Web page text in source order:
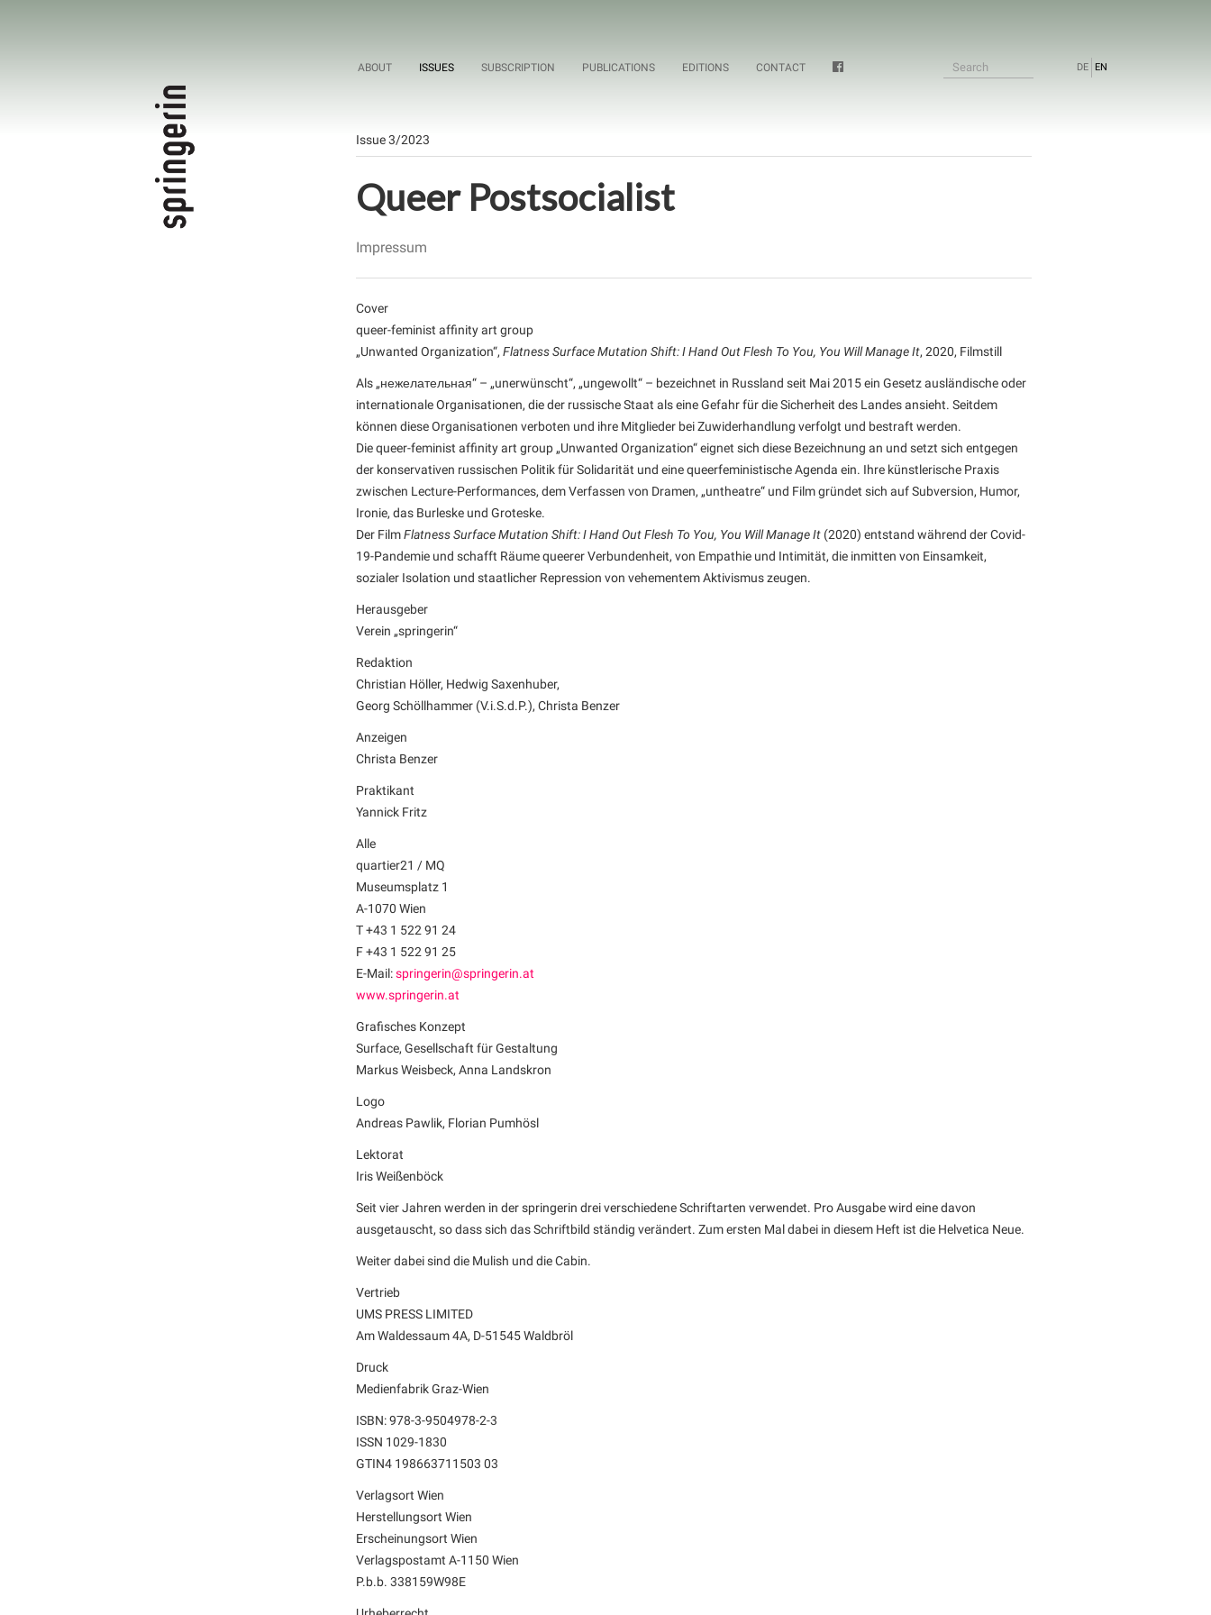
ABOUT ISSUES SUBSCRIPTION PUBLICATIONS EDITIONS CONTACT DE EN
Issue 3/2023
Queer Postsocialist
Impressum
Cover
queer-feminist affinity art group
„Unwanted Organization“, Flatness Surface Mutation Shift: I Hand Out Flesh To You, You Will Manage It, 2020, Filmstill
Als „нежелательная“ – „unerwünscht“, „ungewollt“ – bezeichnet in Russland seit Mai 2015 ein Gesetz ausländische oder
internationale Organisationen, die der russische Staat als eine Gefahr für die Sicherheit des Landes ansieht. Seitdem
können diese Organisationen verboten und ihre Mitglieder bei Zuwiderhandlung verfolgt und bestraft werden.
Die queer-feminist affinity art group „Unwanted Organization“ eignet sich diese Bezeichnung an und setzt sich entgegen
der konservativen russischen Politik für Solidarität und eine queerfeministische Agenda ein. Ihre künstlerische Praxis
zwischen Lecture-Performances, dem Verfassen von Dramen, „untheatre“ und Film gründet sich auf Subversion, Humor,
Ironie, das Burleske und Groteske.
Der FilmFlatness Surface Mutation Shift: I Hand Out Flesh To You, You Will Manage It(2020) entstand während der Covid-
19-Pandemie und schafft Räume queerer Verbundenheit, von Empathie und Intimität, die inmitten von Einsamkeit,
sozialer Isolation und staatlicher Repression von vehementem Aktivismus zeugen.
Herausgeber
Verein „springerin“
Redaktion
Christian Höller, Hedwig Saxenhuber,
Georg Schöllhammer (V.i.S.d.P.), Christa Benzer
Anzeigen
Christa Benzer
Praktikant
Yannick Fritz
Alle
quartier21 / MQ
Museumsplatz 1
A-1070 Wien
T +43 1 522 91 24
F +43 1 522 91 25
E-Mail:springerin@springerin.at
www.springerin.at
Grafisches Konzept
Surface, Gesellschaft für Gestaltung
Markus Weisbeck, Anna Landskron
Logo
Andreas Pawlik, Florian Pumhösl
Lektorat
Iris Weißenböck
Seit vier Jahren werden in der springerin drei verschiedene Schriftarten verwendet. Pro Ausgabe wird eine davon
ausgetauscht, so dass sich das Schriftbild ständig verändert. Zum ersten Mal dabei in diesem Heft ist die Helvetica Neue.
Weiter dabei sind die Mulish und die Cabin.
Vertrieb
UMS PRESS LIMITED
Am Waldessaum 4A, D-51545 Waldbröl
Druck
Medienfabrik Graz-Wien
ISBN: 978-3-9504978-2-3
ISSN 1029-1830
GTIN4 198663711503 03
Verlagsort Wien
Herstellungsort Wien
Erscheinungsort Wien
Verlagspostamt A-1150 Wien
P.b.b. 338159W98E